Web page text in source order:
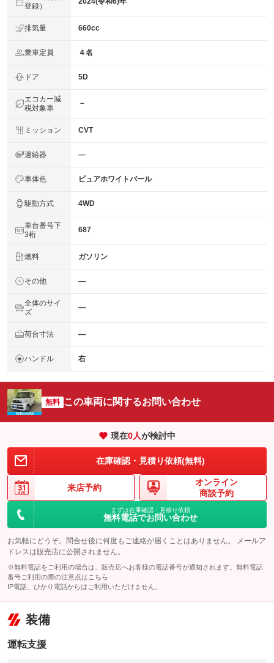
登録）
排気量 660cc
乗車定員 ４名
ドア 5D
エコカー減
税対象車
－
ミッション CVT
過給器 ―
車体色 ピュアホワイトパール
駆動方式 4WD
車台番号下
3桁
687
燃料 ガソリン
その他 ―
全体のサイ
ズ
―
荷台寸法 ―
ハンドル 右
無料 この車両に関するお問い合わせ
現在0人が検討中
在庫確認・見積り依頼(無料)
来店予約
オンライン
商談予約
まずは在庫確認・見積り依頼
無料電話でお問い合わせ
お気軽にどうぞ。問合せ後に何度もご連絡が届くことはありません。 メールア
ドレスは販売店に公開されません。
※無料電話をご利用の場合は、販売店へお客様の電話番号が通知されます。無料電話
番号ご利用の際の注意点は こちら
IP電話、ひかり電話からはご利用いただけません。
装備
運転支援